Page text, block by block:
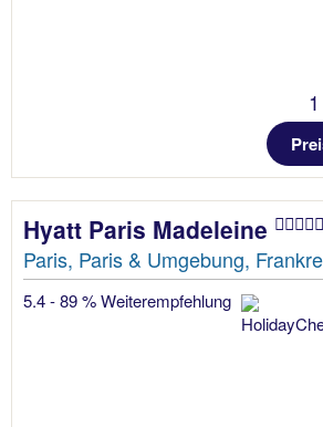
Hyatt Paris Madeleine
Paris, Paris & Umgebung,
5.4 - 89 % Weiterempfehlung